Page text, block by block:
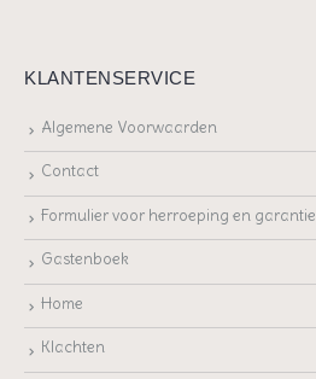
KLANTENSERVICE
Algemene Voorwaarden
Contact
Formulier voor herroeping en garantie
Gastenboek
Home
Klachten